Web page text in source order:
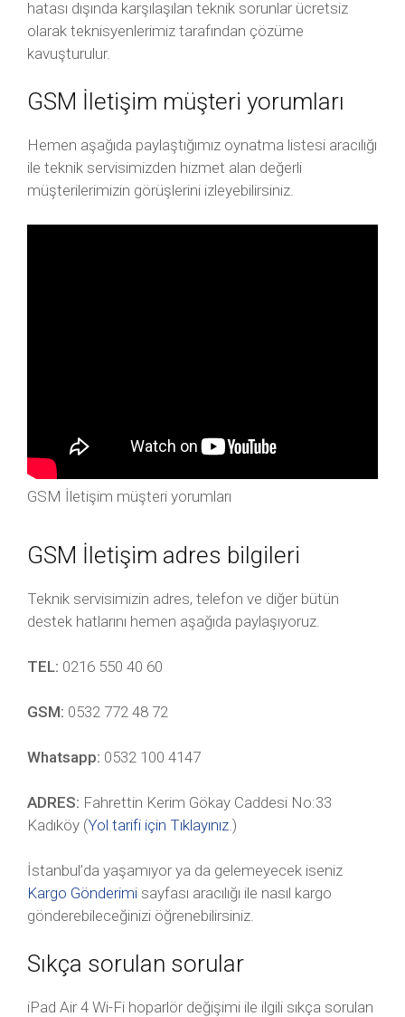
hatası dışında karşılaşılan teknik sorunlar ücretsiz
olarak teknisyenlerimiz tarafından çözüme
kavuşturulur.
GSM İletişim müşteri yorumları
Hemen aşağıda paylaştığımız oynatma listesi aracılığı
ile teknik servisimizden hizmet alan değerli
müşterilerimizin görüşlerini izleyebilirsiniz.
GSM İletişim müşteri yorumları
GSM İletişim adres bilgileri
Teknik servisimizin adres, telefon ve diğer bütün
destek hatlarını hemen aşağıda paylaşıyoruz.
TEL: 0216 550 40 60
GSM: 0532 772 48 72
Whatsapp: 0532 100 4147
ADRES: Fahrettin Kerim Gökay Caddesi No:33
Kadıköy (Yol tarifi için Tıklayınız.)
İstanbul’da yaşamıyor ya da gelemeyecek iseniz
Kargo Gönderimi sayfası aracılığı ile nasıl kargo
gönderebileceğinizi öğrenebilirsiniz.
Sıkça sorulan sorular
iPad Air 4 Wi-Fi hoparlör değişimi ile ilgili sıkça sorulan